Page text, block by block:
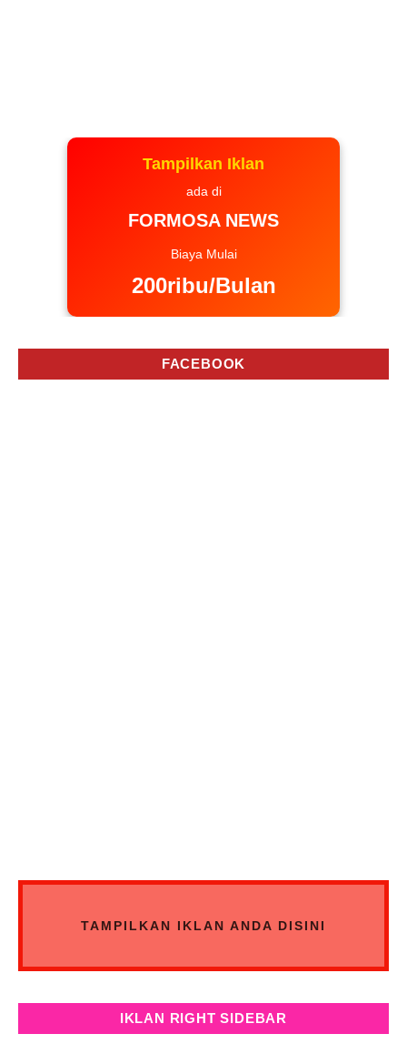
Tampilkan Iklan
ada di
FORMOSA NEWS
Biaya Mulai
200ribu/Bulan
FACEBOOK
TAMPILKAN IKLAN ANDA DISINI
IKLAN RIGHT SIDEBAR